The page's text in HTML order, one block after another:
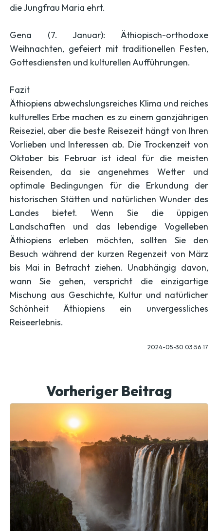
die Jungfrau Maria ehrt.
Gena (7. Januar): Äthiopisch-orthodoxe
Weihnachten, gefeiert mit traditionellen Festen,
Gottesdiensten und kulturellen Aufführungen.
Fazit
Äthiopiens abwechslungsreiches Klima und reiches
kulturelles Erbe machen es zu einem ganzjährigen
Reiseziel, aber die beste Reisezeit hängt von Ihren
Vorlieben und Interessen ab. Die Trockenzeit von
Oktober bis Februar ist ideal für die meisten
Reisenden, da sie angenehmes Wetter und
optimale Bedingungen für die Erkundung der
historischen Stätten und natürlichen Wunder des
Landes bietet. Wenn Sie die üppigen
Landschaften und das lebendige Vogelleben
Äthiopiens erleben möchten, sollten Sie den
Besuch während der kurzen Regenzeit von März
bis Mai in Betracht ziehen. Unabhängig davon,
wann Sie gehen, verspricht die einzigartige
Mischung aus Geschichte, Kultur und natürlicher
Schönheit Äthiopiens ein unvergessliches
Reiseerlebnis.
2024-05-30 03:56:17
Vorheriger Beitrag